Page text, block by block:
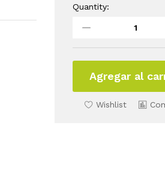
Set
quantity
Quantity:
Agregar al
Wishlist